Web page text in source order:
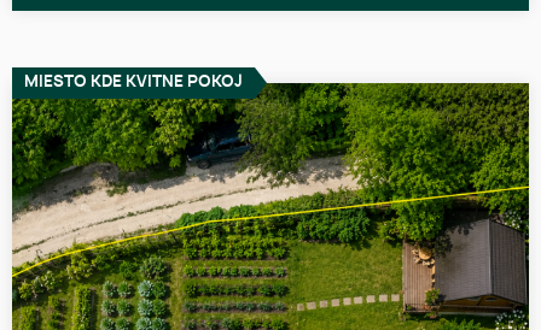
MIESTO KDE KVITNE POKOJ